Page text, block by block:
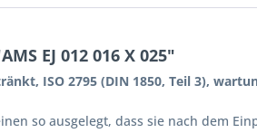
EJ 012 016 X 025"
ISO 2795 (DIN 1850, Teil 3),
so ausgelegt, dass sie nach dem